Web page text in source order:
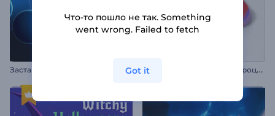
Заставка: Неоновые сферы А
нимация лого: Эскиз в процессе
Что-то пошло не так. Something
went wrong. Failed to fetch
Got it